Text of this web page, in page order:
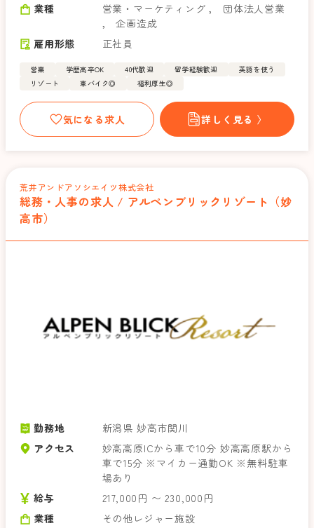
業種
営業・マーケティング，
団体法人営業
，
企画造成
雇用形態
正社員
営業 学歴高卒OK 40代歓迎 留学経験歓迎
英語を使う
リゾート
車バイク◎ 福利厚生◎
気になる求人 詳しく見る 〉
荒井アンドアソシエイツ株式会社
総務・人事の求人 / アルペンブリックリゾート（妙
高市）
勤務地
新潟県 妙高市関川
アクセス
妙高高原ICから車で10分 妙高高原駅から
車で15分 ※マイカー通勤OK ※無料駐車
場あり
給与
217,000円 〜 230,000円
業種
その他レジャー施設